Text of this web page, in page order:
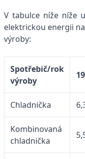
V tabulce níže níže
elektrickou energii
výroby:
Spotřebič/rok
výroby
Chladnička
Kombinovaná
chladnička